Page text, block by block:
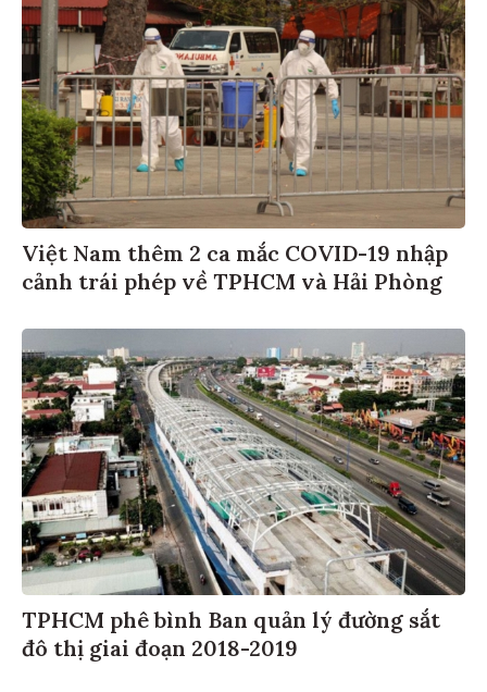
Việt Nam thêm 2 ca mắc COVID-19 nhập
cảnh trái phép về TPHCM và Hải Phòng
TPHCM phê bình Ban quản lý đường sắt
đô thị giai đoạn 2018-2019